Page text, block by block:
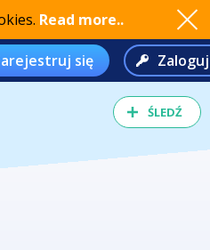
Read more..
się Zaloguj
ŚLEDŹ